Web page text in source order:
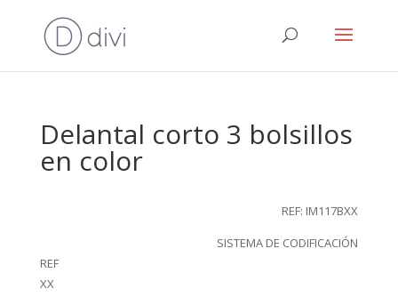
Delantal corto 3 bolsillos
en color
REF: IM117BXX
SISTEMA DE CODIFICACIÓN
REF
XX